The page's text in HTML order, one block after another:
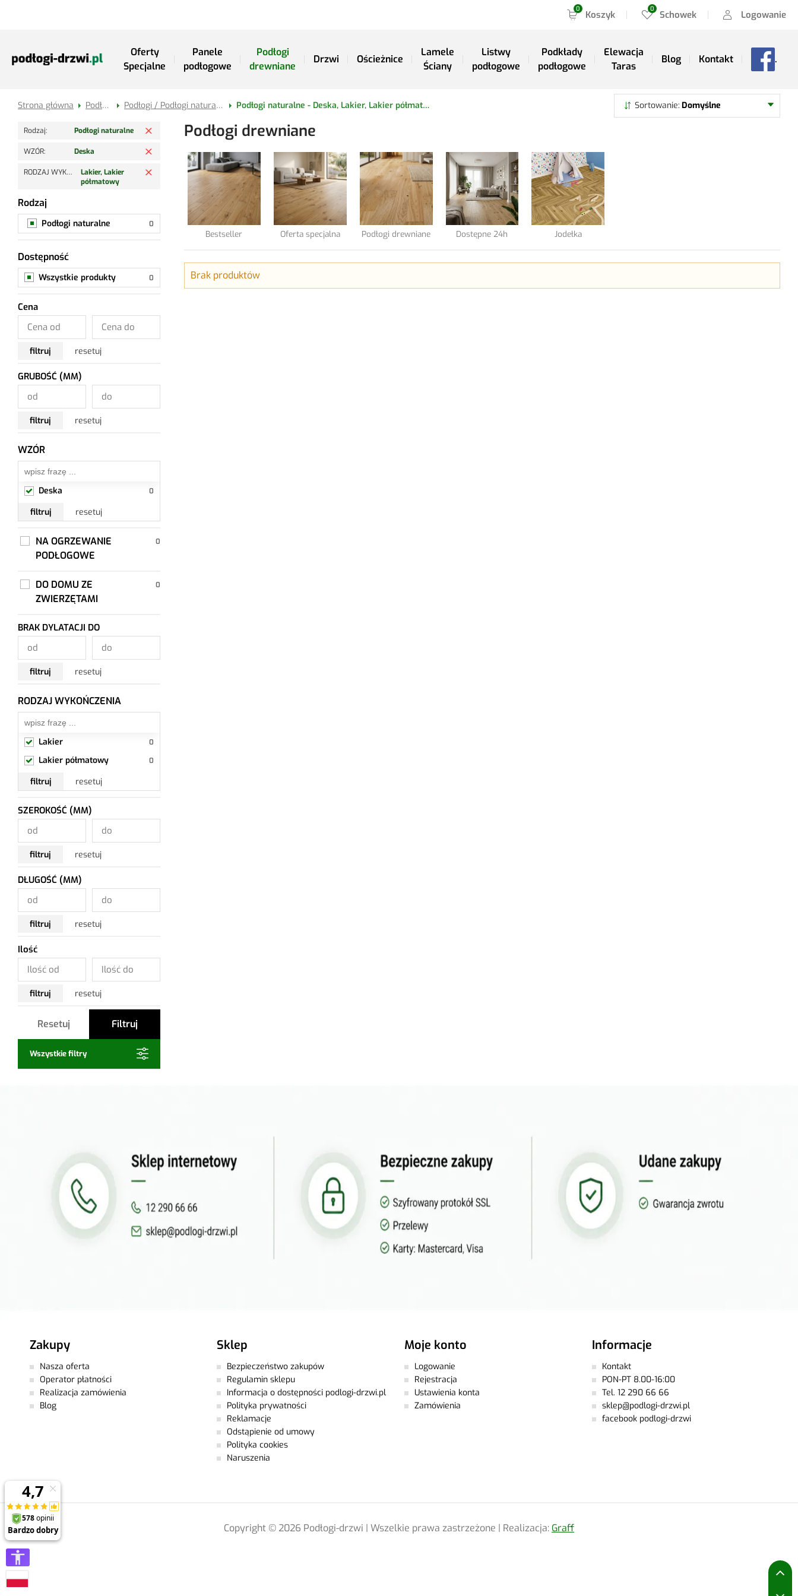
Koszyk Schowek Logowanie
Oferty
Specjalne
Panele
podłogowe
Podłogi
drewniane
Drzwi Ościeżnice
Lamele
Ściany
Listwy
podłogowe
Podkłady
podłogowe
Elewacja
Taras
Blog Kontakt .
Strona główna Podłogi Podłogi / Podłogi naturalne Podłogi naturalne - Deska, Lakier, Lakier półmatowy
Rodzaj Podłogi naturalne Usuń filtr
WZÓR Deska Usuń filtr
RODZAJ WYKOŃCZENIA
Lakier, Lakier
półmatowy
Usuń filtr
Sortowanie Domyślne
Rodzaj
Podłogi naturalne
Dostępność
Wszystkie produkty
Cena
filtruj resetuj
GRUBOŚĆ (MM)
filtruj resetuj
WZÓR
Deska
filtruj
resetuj
NA OGRZEWANIE
PODŁOGOWE
DO DOMU ZE
ZWIERZĘTAMI
BRAK DYLATACJI DO
filtruj resetuj
RODZAJ WYKOŃCZENIA
Lakier
Lakier półmatowy
filtruj
resetuj
SZEROKOŚĆ (MM)
filtruj resetuj
DŁUGOŚĆ (MM)
filtruj resetuj
Ilość
filtruj resetuj
Resetuj Filtruj
Wszystkie filtry
Podłogi drewniane
Bestseller Oferta specjalna Podłogi drewniane Dostępne 24h Jodełka
Brak produktów
Zakupy
Nasza oferta
Operator płatności
Realizacja zamówienia
Blog
Sklep
Bezpieczeństwo zakupów
Regulamin sklepu
Informacja o dostępności podlogi-drzwi.pl
Polityka prywatności
Reklamacje
Odstąpienie od umowy
Polityka cookies
Naruszenia
Moje konto
Logowanie
Rejestracja
Ustawienia konta
Zamówienia
Informacje
Kontakt
PON-PT 8.00-16:00
Tel. 12 290 66 66
sklep@podlogi-drzwi.pl
facebook podlogi-drzwi
Copyright © 2026 Podłogi-drzwi | Wszelkie prawa zastrzeżone | Realizacja: Graff